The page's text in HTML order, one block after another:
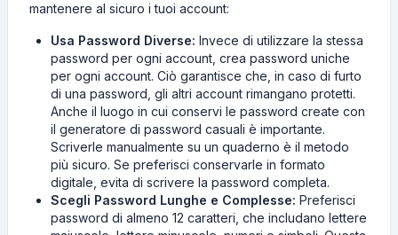
mantenere al sicuro i tuoi account:
Usa Password Diverse: Invece di utilizzare la stessa
password per ogni account, crea password uniche
per ogni account. Ciò garantisce che, in caso di furto
di una password, gli altri account rimangano protetti.
Anche il luogo in cui conservi le password create con
il generatore di password casuali è importante.
Scriverle manualmente su un quaderno è il metodo
più sicuro. Se preferisci conservarle in formato
digitale, evita di scrivere la password completa.
Scegli Password Lunghe e Complesse: Preferisci
password di almeno 12 caratteri, che includano lettere